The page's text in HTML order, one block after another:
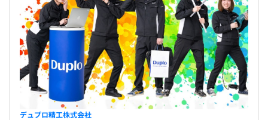
平均ソフト1～3名、ハード1～2名、メカ1～5名で開発を
おこなっています。
1プロジェクトの単位期間はおよそ12カ月くらいです。
デュプロ精工株式会社